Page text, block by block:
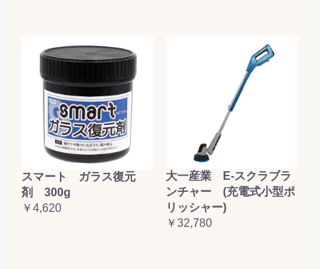
スマート ガラス復元
剤 300g
￥4,620
大一産業 E-スクラブラ
ンチャー (充電式小型ポ
リッシャー)
￥32,780